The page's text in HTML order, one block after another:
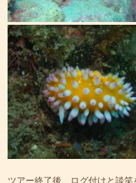
ツアー終了後、ログ付けと談笑